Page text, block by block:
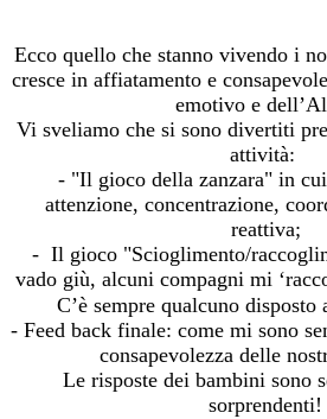
Ecco quello che stanno vivendo i
cresce in affiatamento e
emotivo e
Vi sveliamo che si sono divertiti
attività:
- "Il gioco della zanzara" in
attenzione, concentrazione,
reattiva;
- Il gioco "Scioglimento/
vado giù, alcuni compagni mi
C’è sempre qualcuno
- Feed back finale: come mi sono
consapevolezza delle
Le risposte dei bambini sono
sorprendenti!